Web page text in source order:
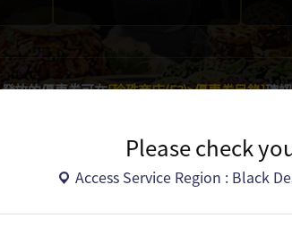
Please check
Access Service Region : Black
發放的優惠券可在[珍珠商店(F3)>優惠券目錄]確認
2026年 7月 8日(三) 23:59前